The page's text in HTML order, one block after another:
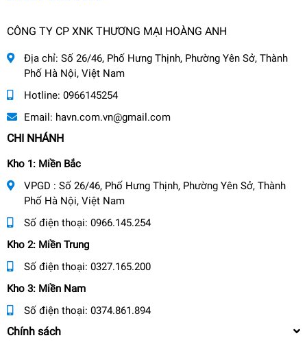
CÔNG TY CP XNK THƯƠNG MẠI HOÀNG ANH
Địa chỉ: Số 26/46, Phố Hưng Thịnh, Phường Yên Sở, Thành
Phố Hà Nội, Việt Nam
Hotline: 0966145254
Email: havn.com.vn@gmail.com
CHI NHÁNH
Kho 1: Miền Bắc
VPGD : Số 26/46, Phố Hưng Thịnh, Phường Yên Sở, Thành
Phố Hà Nội, Việt Nam
Số điện thoại: 0966.145.254
Kho 2: Miền Trung
Số điện thoại: 0327.165.200
Kho 3: Miền Nam
Số điện thoại: 0374.861.894
Chính sách